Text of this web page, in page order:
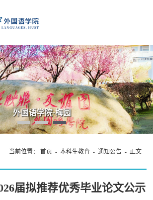
外国语学院·梅园
当前位置： 首页 - 本科生教育 - 通知公告- 正文
届拟推荐优秀毕业论文公示